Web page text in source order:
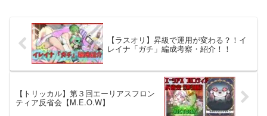
【ラスオリ】昇級で運用が変わる？！イ
レイナ「ガチ」編成考察・紹介！！
【トリッカル】第３回エーリアスフロン
ティア反省会【M.E.O.W】